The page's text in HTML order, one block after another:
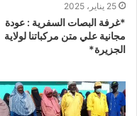
25 يناير، 2025
*غرفة البصات السفرية : عودة
مجانية علي متن مركباتنا لولاية
الجزيرة*